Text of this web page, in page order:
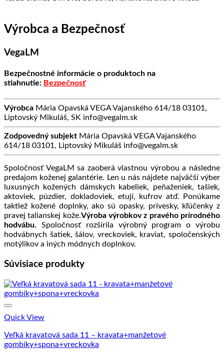
Výrobca a Bezpečnosť
VegaLM
Bezpečnostné informácie o produktoch na
stiahnutie: Bezpečnosť
Výrobca Mária Opavská VEGA Vajanského 614/18 03101,
Liptovský Mikuláš, SK info@vegalm.sk
Zodpovedný subjekt Mária Opavská VEGA Vajanského
614/18 03101, Liptovský Mikuláš info@vegalm.sk
Spoločnosť VegaLM sa zaoberá vlastnou výrobou a následne
predajom koženej galantérie. Len u nás nájdete najväčší výber
luxusných kožených dámskych kabeliek, peňaženiek, tašiek,
aktoviek, púzdier, dokladoviek, etují, kufrov atď. Ponúkame
taktiež kožené doplnky, ako sú opasky, prívesky, kľúčenky z
pravej talianskej kože.Výroba výrobkov z pravého prírodného
hodvábu. Spoločnosť rozšírila výrobný program o výrobu
hodvábnych šatiek, šálov, vreckoviek, kraviat, spoločenských
motýlikov a iných módnych doplnkov.
Súvisiace produkty
Quick View
Veľká kravatová sada 11 – kravata+manžetové
gombíky+spona+vreckovka